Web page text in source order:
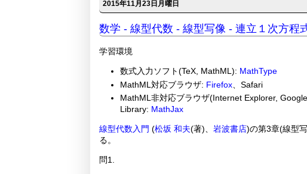
2015年11月23日月曜日
数学 - 線型代数 - 線型写像 - 連立１次方程
学習環境
数式入力ソフト(TeX, MathML): MathType
MathML対応ブラウザ: Firefox、Safari
MathML非対応ブラウザ(Internet Explorer,
Library: MathJax
線型代数入門 (松坂 和夫(著)、 岩波書店)の第3章(線型
る。
問1.